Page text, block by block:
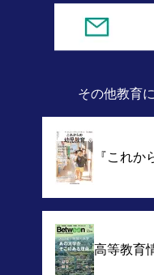
その他教育
『これか
高等教育